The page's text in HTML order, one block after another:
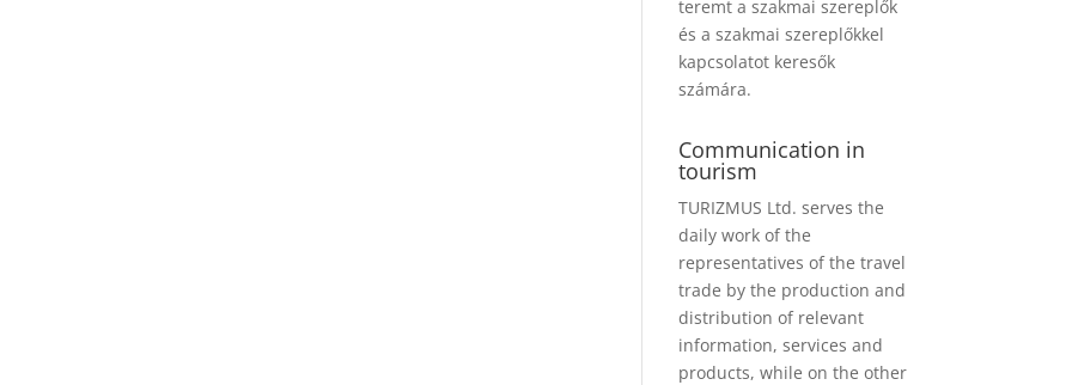
teremt a szakmai szereplők
és a szakmai szereplőkkel
kapcsolatot keresők
számára.
Communication in
tourism
TURIZMUS Ltd. serves the
daily work of the
representatives of the travel
trade by the production and
distribution of relevant
information, services and
products, while on the other